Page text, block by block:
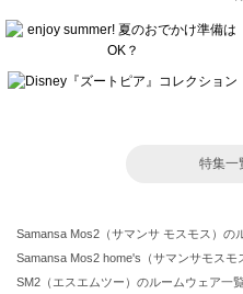
特集一
Samansa Mos2（サマンサ モスモス）の
Samansa Mos2 home's（サマンサモス
SM2（エスエムツー）のルームウェア一